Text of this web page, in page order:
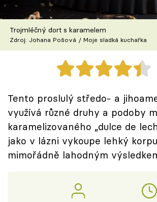
Škola vaření
Recepty z TV
Speciál: Cuketa
Sledujte prima+
Přihlášení
Trojmléčný dort s karamelem
Zdroj: Johana Pošová / Moje sladká kuchařka
Tento proslulý středo- a
využívá různé druhy a podoby
karamelizovaného „dulce de
jako v lázni vykoupe lehký
mimořádně lahodným